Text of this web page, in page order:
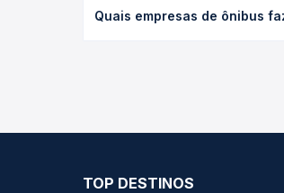
poltrona e a antecedência da
Quais empresas de ônibus
TOP DESTINOS